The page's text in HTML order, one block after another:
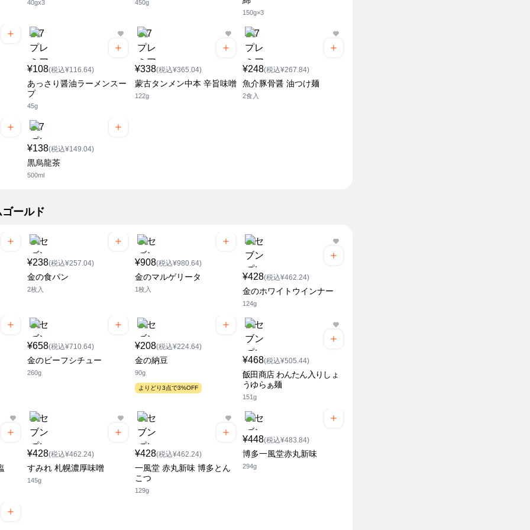
40gx3 450g
150g×3
¥108(税込¥116.64)
あっさり醤油ラーメンスー
プ
45g
¥338(税込¥365.04)
蒙古タンメン中本 辛旨味噌
122g
¥248(税込¥267.84)
魚介豚骨醤 油つけ麺
2食入
¥138(税込¥149.04)
黒烏龍茶
500ml
ゴールド
¥238(税込¥257.04)
金の食パン
2枚入
¥908(税込¥980.64)
金のマルゲリータ
1枚入
¥428(税込¥462.24)
金のホワイトウインナー
124g
¥658(税込¥710.64)
金のビーフシチュー
260g
¥208(税込¥224.64)
金の納豆
90g
よりどり3点で3%OFF
¥468(税込¥505.44)
飯田商店 わんたん入りしょ
うゆらぁ麺
151g
¥428(税込¥462.24)
すみれ 札幌濃厚味噌
145g
¥428(税込¥462.24)
一風堂 赤丸新味 博多とん
こつ
129g
¥448(税込¥483.84)
博多一風堂赤丸新味
294g